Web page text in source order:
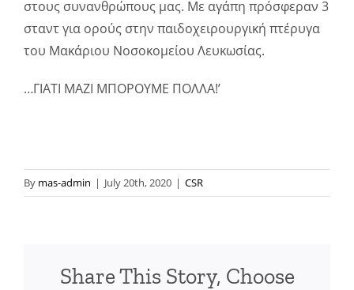
στους συνανθρώπους μας. Με αγάπη πρόσφεραν 3
σταντ για ορούς στην παιδοχειρουργική πτέρυγα
του Μακάριου Νοσοκομείου Λευκωσίας.
…ΓΙΑΤΙ ΜΑΖΙ ΜΠΟΡΟΥΜΕ ΠΟΛΛΑ!’
By mas-admin | July 20th, 2020 | CSR
Share This Story, Choose